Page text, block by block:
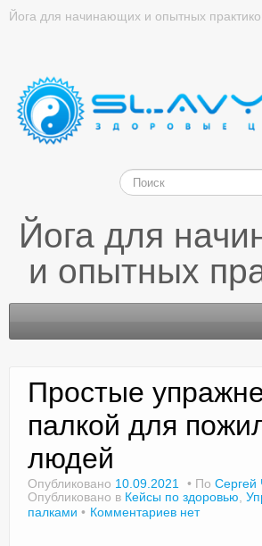
Йога для начинающих и опытных
Йога для
и опытных
Доктор Чернов
Методика SLAVYOGA
Простые
палкой для
людей
Опубликовано 10.09.2021 По Сергей
Опубликовано в Кейсы по здоровью
палками
Комментариев нет